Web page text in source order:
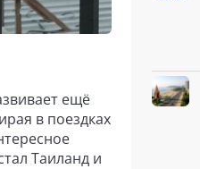
ещё
в поездках
Таиланд и